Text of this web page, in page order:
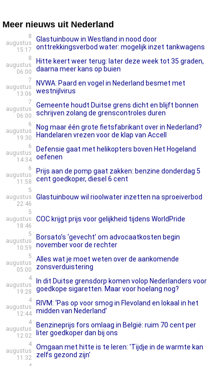
Meer nieuws uit Nederland
8
augustus
15:17
Glastuinbouw in Westland in nood door
onttrekkingsverbod water: mogelijk inzet tankwagens
8
augustus
06:00
Hitte keert weer terug: later deze week tot 35 graden,
daarna meer kans op buien
7
augustus
13:06
NVWA: Paard en vogel in Nederland besmet met
westnijlvirus
7
augustus
06:00
Gemeente houdt Duitse grens dicht en blijft bonnen
schrijven zolang de grenscontroles duren
6
augustus
19:30
Nog maar één grote fietsfabrikant over in Nederland?
Handelaren vrezen voor de klap van Accell
6
augustus
14:34
Defensie gaat met helikopters boven Het Hogeland
oefenen
6
augustus
11:58
Prijs aan de pomp gaat zakken: benzine donderdag 5
cent goedkoper, diesel 6 cent
5
augustus
22:46
Glastuinbouw wil rioolwater inzetten na sproeiverbod
5
augustus
18:46
COC krijgt prijs voor gelijkheid tijdens WorldPride
5
augustus
10:59
Borsato’s ‘gevecht’ om advocaatkosten begin
november voor de rechter
5
augustus
05:00
Alles wat je moet weten over de aankomende
zonsverduistering
4
augustus
19:28
In dit Duitse grensdorp komen volop Nederlanders voor
goedkope sigaretten. Maar voor hoelang nog?
4
augustus
12:44
RIVM: ‘Pas op voor smog in Flevoland en lokaal in het
midden van Nederland’
4
augustus
12:02
Benzineprijs fors omlaag in België: ruim 70 cent per
liter goedkoper dan bij ons
4
augustus
11:32
Omgaan met hitte is te leren: 'Tijdje in de warmte kan
zelfs gezond zijn'